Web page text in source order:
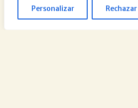
Personalizar Rechazar